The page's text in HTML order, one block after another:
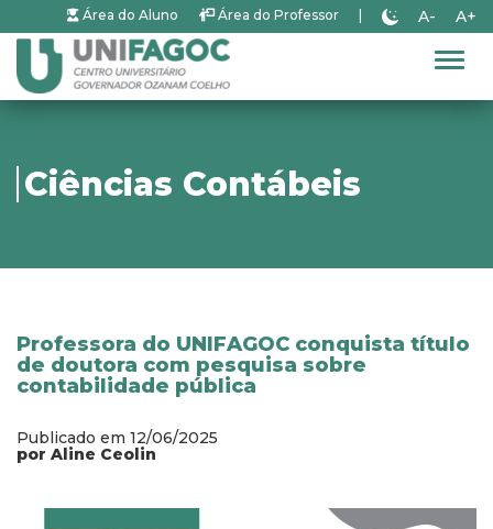
Área do Aluno Área do Professor A- A+
Ciências Contábeis
Professora do UNIFAGOC conquista título
de doutora com pesquisa sobre
contabilidade pública
Publicado em 12/06/2025
por Aline Ceolin